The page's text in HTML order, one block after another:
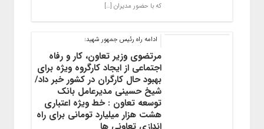
که با حضور مدیران […]
ادامه راه رئیس جمهور شهید:
مرتضوی وزیر تعاون، کار و رفاه
اجتماعی از ایجاد کارگروه ویژه برای
بهبود حال کارگران در کشور خبر داد/
شیخ حسینی مدیرعامل بانک
توسعه تعاون : خط ویژه اعتباری
هشت هزار میلیارد تومانی برای راه